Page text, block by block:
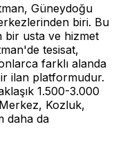
Güneydoğu
biri. Bu
bir usta ve hizmet
tesisat,
farklı alanda
ilan platformudur.
1.500-3.000
Kozluk,
daha da